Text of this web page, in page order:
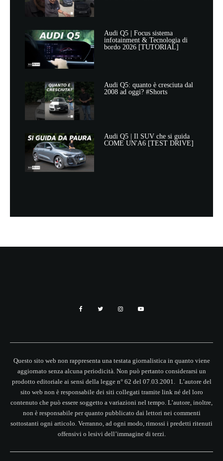
Audi Q5 | Focus sistema
infotainment & Tecnologia di
bordo 2026 [TUTORIAL]
Audi Q5: quanto è cresciuta dal
2008 ad oggi? #Shorts
Audi Q5 | Il SUV che si guida
COME UN'A6 [TEST DRIVE]
Questo sito web non rappresenta una testata giornalistica in quanto viene
aggiornato senza alcuna periodicità. Non può pertanto considerarsi un
prodotto editoriale ai sensi della legge n° 62 del 07.03.2001. L’autore del
sito web non è responsabile dei siti collegati tramite link né del loro
contenuto che può essere soggetto a variazioni nel tempo. L’autore, inoltre,
non è responsabile per quanto pubblicato dai lettori nei commenti
sottostanti ogni articolo. Verranno, ad ogni modo, rimossi i predetti ritenuti
offensivi o lesivi dell’immagine di terzi.